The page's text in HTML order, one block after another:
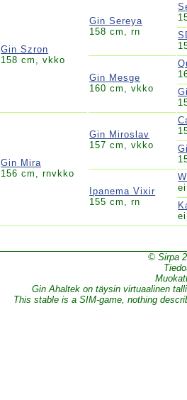
Gin Szron
158 cm, vkko
Gin Sereya
158 cm, rn
Gin Mesge
160 cm, vkko
Gin Mira
156 cm, rnvkko
Gin Miroslav
157 cm, vkko
Ipanema Vixir
155 cm, rn
© Sirpa
Gin Ahaltek on täysin virtuaalinen
This stable is a SIM-game, nothing